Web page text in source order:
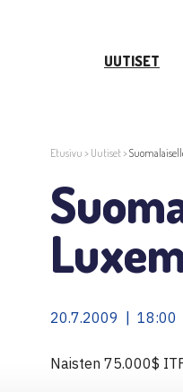
UUTISET
Etusivu > Uutiset>
20.7.2009 | 18:00
Naisten 75.000$